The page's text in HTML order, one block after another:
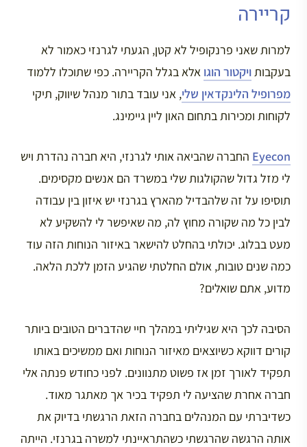
קריירה
למרות שאני פרנקופיל לא קטן, הגעתי לגרנזי כאמור לא
בעקבותויקטור הוגו אלא בגלל הקריירה. כפי שתוכלו ללמוד
מפרופיל הלינקדאין שלי, אני עובד בתור מנהל שיווק, תיקי
לקוחות ומכירות בתחום האון ליין גיימינג.
Eyecon החברה שהביאה אותי לגרנזי, היא חברה נהדרת ויש
לי מזל גדול שהקולגות שלי במשרד הם אנשים מקסימים.
תוסיפו על זה שלהבדיל מהארץ בגרנזי יש איזון בין עבודה
לבין כל מה שקורה מחוץ לה, מה שאיפשר לי להשקיע לא
מעט בבלוג. יכולתי בהחלט להישאר באיזור הנוחות הזה עוד
כמה שנים טובות, אולם החלטתי שהגיע הזמן ללכת הלאה.
מדוע, אתם שואלים?
הסיבה לכך היא שגיליתי במהלך חיי שהדברים הטובים ביותר
קורים דווקא כשיוצאים מאיזור הנוחות ואם ממשיכים באותו
תפקיד לאורך זמן אז פשוט מתנוונים. לפני כחודש פנתה אלי
חברה אחרת שהציעה לי תפקיד בכיר אך מאתגר מאוד.
כשדיברתי עם המנהלים בחברה הזאת הרגשתי בדיוק את
אותה הרגשה שהרגשתי כשהתראיינתי למשרה בגרנזי. הייתה